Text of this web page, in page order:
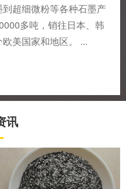
超细微粉等各种石墨产
多吨，销往日本、韩
美国家和地区。 ...
讯